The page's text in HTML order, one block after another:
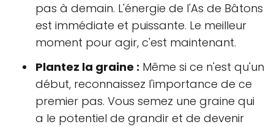
pas à demain. L'énergie de l'As de Bâtons
est immédiate et puissante. Le meilleur
moment pour agir, c'est maintenant.
Plantez la graine : Même si ce n'est qu'un
début, reconnaissez l'importance de ce
premier pas. Vous semez une graine qui
a le potentiel de grandir et de devenir